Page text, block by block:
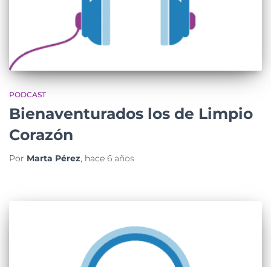
PODCAST
Bienaventurados los de Limpio
Corazón
Por Marta Pérez, hace 6 años